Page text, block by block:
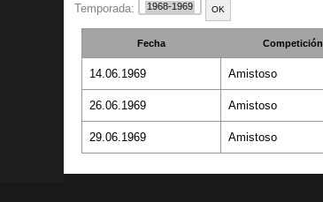
Temporada:
Fecha Competición
14.06.1969 Amistoso
26.06.1969 Amistoso
29.06.1969 Amistoso